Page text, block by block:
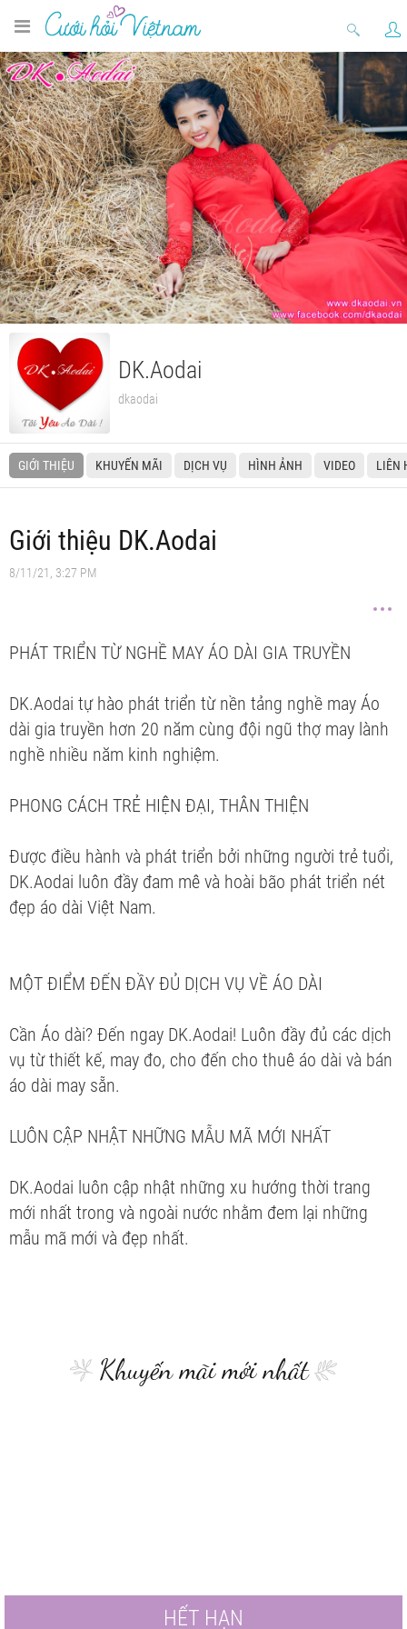
DK.Aodai
dkaodai
GIỚI THIỆU KHUYẾN MÃI DỊCH VỤ HÌNH ẢNH VIDEO LIÊN
Giới thiệu DK.Aodai
8/11/21, 3:27 PM
PHÁT TRIỂN TỪ NGHỀ MAY ÁO DÀI GIA TRUYỀN
DK.Aodai tự hào phát triển từ nền tảng nghề may Áo
dài gia truyền hơn 20 năm cùng đội ngũ thợ may lành
nghề nhiều năm kinh nghiệm.
PHONG CÁCH TRẺ HIỆN ĐẠI, THÂN THIỆN
Được điều hành và phát triển bởi những người trẻ tuổi,
DK.Aodai luôn đầy đam mê và hoài bão phát triển nét
đẹp áo dài Việt Nam.
MỘT ĐIỂM ĐẾN ĐẦY ĐỦ DỊCH VỤ VỀ ÁO DÀI
Cần Áo dài? Đến ngay DK.Aodai! Luôn đầy đủ các dịch
vụ từ thiết kế, may đo, cho đến cho thuê áo dài và bán
áo dài may sẵn.
LUÔN CẬP NHẬT NHỮNG MẪU MÃ MỚI NHẤT
DK.Aodai luôn cập nhật những xu hướng thời trang
mới nhất trong và ngoài nước nhằm đem lại những
mẫu mã mới và đẹp nhất.
Khuyến mãi mới nhất
HẾT HẠN